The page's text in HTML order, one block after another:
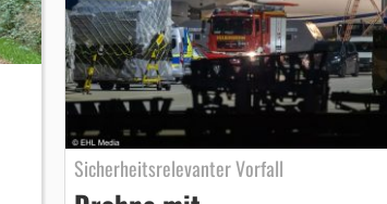
Sicherheitsrelevanter Vorfall